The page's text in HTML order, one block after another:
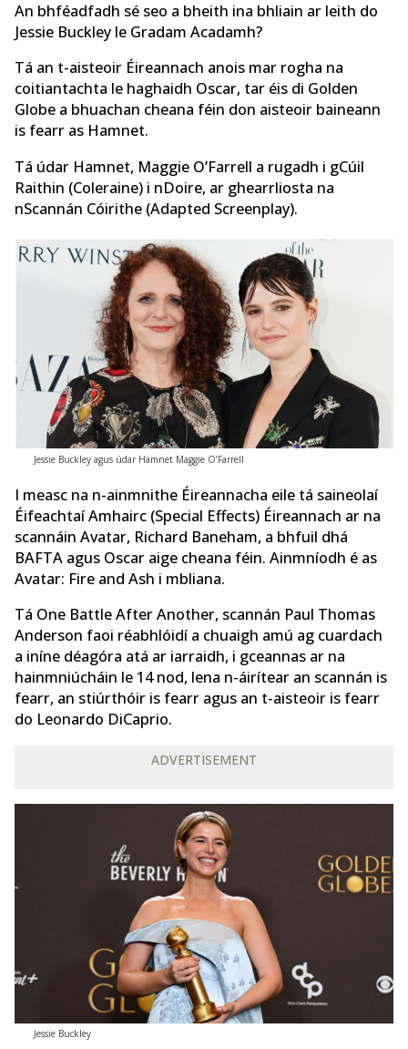
An bhféadfadh sé seo a bheith ina bhliain ar leith do
Jessie Buckley le Gradam Acadamh?
Tá an t-aisteoir Éireannach anois mar rogha na
coitiantachta le haghaidh Oscar, tar éis di Golden
Globe a bhuachan cheana féin don aisteoir baineann
is fearr as Hamnet.
Tá údar Hamnet, Maggie O’Farrell a rugadh i gCúil
Raithin (Coleraine) i nDoire, ar ghearrliosta na
nScannán Cóirithe (Adapted Screenplay).
Jessie Buckley agus údar Hamnet Maggie O’Farrell
I measc na n-ainmnithe Éireannacha eile tá saineolaí
Éifeachtaí Amhairc (Special Effects) Éireannach ar na
scannáin Avatar, Richard Baneham, a bhfuil dhá
BAFTA agus Oscar aige cheana féin. Ainmníodh é as
Avatar: Fire and Ash i mbliana.
Tá One Battle After Another, scannán Paul Thomas
Anderson faoi réabhlóidí a chuaigh amú ag cuardach
a iníne déagóra atá ar iarraidh, i gceannas ar na
hainmniúcháin le 14 nod, lena n-áirítear an scannán is
fearr, an stiúrthóir is fearr agus an t-aisteoir is fearr
do Leonardo DiCaprio.
ADVERTISEMENT
Jessie Buckley